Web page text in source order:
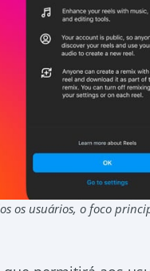
os usuários, o foco